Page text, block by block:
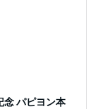
念 パピヨン本